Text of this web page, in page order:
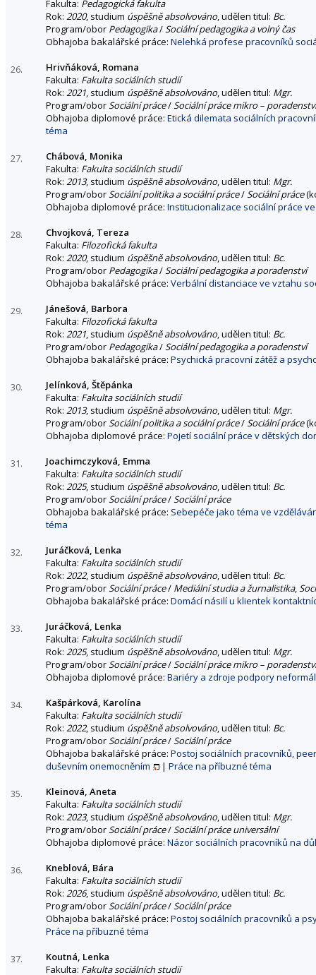
Fakulta: Pedagogická fakulta
Rok: 2020, studium úspěšně absolvováno, udělen titul: Bc.
Program/obor Pedagogika/Sociální pedagogika a volný čas
Obhajoba bakalářské práce: Nelehká profese pracovníků
26.
Hrivňáková, Romana
Fakulta: Fakulta sociálních studií
Rok: 2021, studium úspěšně absolvováno, udělen titul: Mgr.
Program/oborSociální práce/Sociální práce mikro – poradenství
Obhajoba diplomové práce: Etická dilemata sociálních
téma
27.
Chábová, Monika
Fakulta: Fakulta sociálních studií
Rok: 2013, studium úspěšně absolvováno, udělen titul: Mgr.
Program/oborSociální politika a sociální práce/Sociální práce
Obhajoba diplomové práce: Institucionalizace sociální práce
28.
Chvojková, Tereza
Fakulta: Filozofická fakulta
Rok: 2020, studium úspěšně absolvováno, udělen titul: Bc.
Program/obor Pedagogika/Sociální pedagogika a poradenství
Obhajoba bakalářské práce: Verbální distanciace ve vztahu
29.
Jánešová, Barbora
Fakulta: Filozofická fakulta
Rok: 2021, studium úspěšně absolvováno, udělen titul: Bc.
Program/obor Pedagogika/Sociální pedagogika a poradenství
Obhajoba bakalářské práce: Psychická pracovní zátěž a
30.
Jelínková, Štěpánka
Fakulta: Fakulta sociálních studií
Rok: 2013, studium úspěšně absolvováno, udělen titul: Mgr.
Program/oborSociální politika a sociální práce/Sociální práce
Obhajoba diplomové práce: Pojetí sociální práce v dětských
31.
Joachimczyková, Emma
Fakulta: Fakulta sociálních studií
Rok: 2025, studium úspěšně absolvováno, udělen titul: Bc.
Program/oborSociální práce/Sociální práce
Obhajoba bakalářské práce: Sebepéče jako téma ve
téma
32.
Juráčková, Lenka
Fakulta: Fakulta sociálních studií
Rok: 2022, studium úspěšně absolvováno, udělen titul: Bc.
Program/oborSociální práce/ Mediální studia a žurnalistika,
Obhajoba bakalářské práce: Domácí násilí u klientek
33.
Juráčková, Lenka
Fakulta: Fakulta sociálních studií
Rok: 2025, studium úspěšně absolvováno, udělen titul: Mgr.
Program/oborSociální práce/Sociální práce mikro – poradenství
Obhajoba diplomové práce: Bariéry a zdroje podpory
34.
Kašpárková, Karolína
Fakulta: Fakulta sociálních studií
Rok: 2022, studium úspěšně absolvováno, udělen titul: Bc.
Program/oborSociální práce/Sociální práce
Obhajoba bakalářské práce: Postoj sociálních pracovníků,
duševním onemocněním
| Práce na příbuzné téma
35.
Kleinová, Aneta
Fakulta: Fakulta sociálních studií
Rok: 2023, studium úspěšně absolvováno, udělen titul: Mgr.
Program/oborSociální práce/Sociální práce universální
Obhajoba diplomové práce: Názor sociálních pracovníků na
36.
Kneblová, Bára
Fakulta: Fakulta sociálních studií
Rok: 2026, studium úspěšně absolvováno, udělen titul: Bc.
Program/oborSociální práce/Sociální práce
Obhajoba bakalářské práce: Postoj sociálních pracovníků a
Práce na příbuzné téma
37.
Koutná, Lenka
Fakulta: Fakulta sociálních studií